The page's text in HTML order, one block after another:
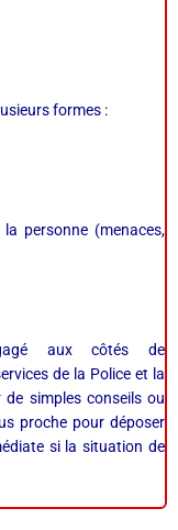
formes :
personne (menaces,
aux côtés de
de la Police et la
simples conseils ou
proche pour déposer
si la situation de